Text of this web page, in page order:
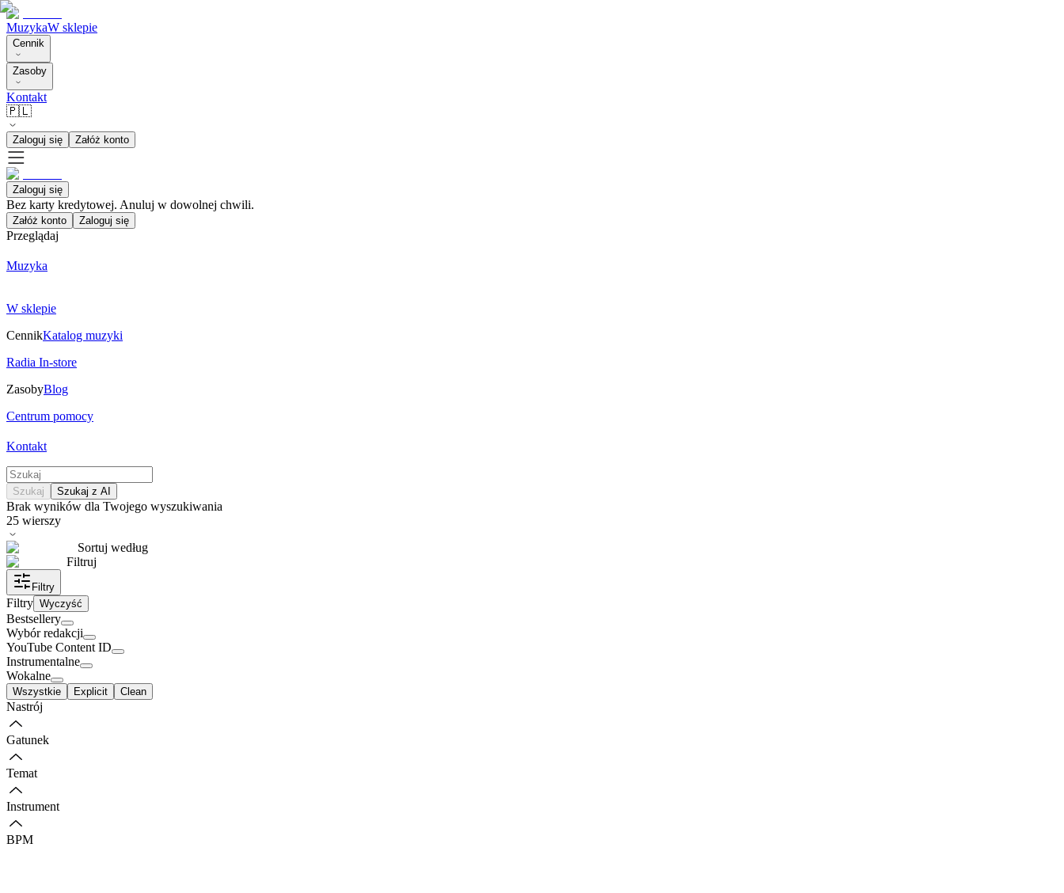
MuzykaW sklepie
Cennik
Zasoby
Kontakt
🇵🇱
Zaloguj się Załóż konto
Zaloguj się
Bez karty kredytowej. Anuluj w dowolnej chwili.
Załóż konto Zaloguj się
Przeglądaj
Muzyka
W sklepie
CennikKatalog muzyki
Radia In-store
ZasobyBlog
Centrum pomocy
Kontakt
Szukaj Szukaj z AI
Brak wyników dla Twojego wyszukiwania
25 wierszy
Sortuj według
Filtruj
Filtry
Filtry Wyczyść
Bestsellery
Wybór redakcji
YouTube Content ID
Instrumentalne
Wokalne
Wszystkie Explicit Clean
Nastrój
Gatunek
Temat
Instrument
BPM